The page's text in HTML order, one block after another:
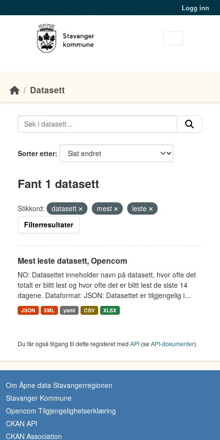
Logg inn
Datasett
Sorter etter
Fant 1 datasett
Stikkord: datasett mest
leste
Filterresultater
Mest leste datasett, Opencom
NO: Datasettet inneholder navn på datasett, hvor ofte det
totalt er blitt lest og hvor ofte det er blitt lest de siste 14
dagene. Dataformat: JSON: Datasettet er tilgjengelig i...
JSON XML yaml CSV XLSX
Du får også tilgang til dette registeret med API (seAPI-dokumenter).
Om Åpne data Stavangerregionen
Stavanger Kommune
Opencom Tilgjengelighetserklæring
CKAN API
CKAN Association